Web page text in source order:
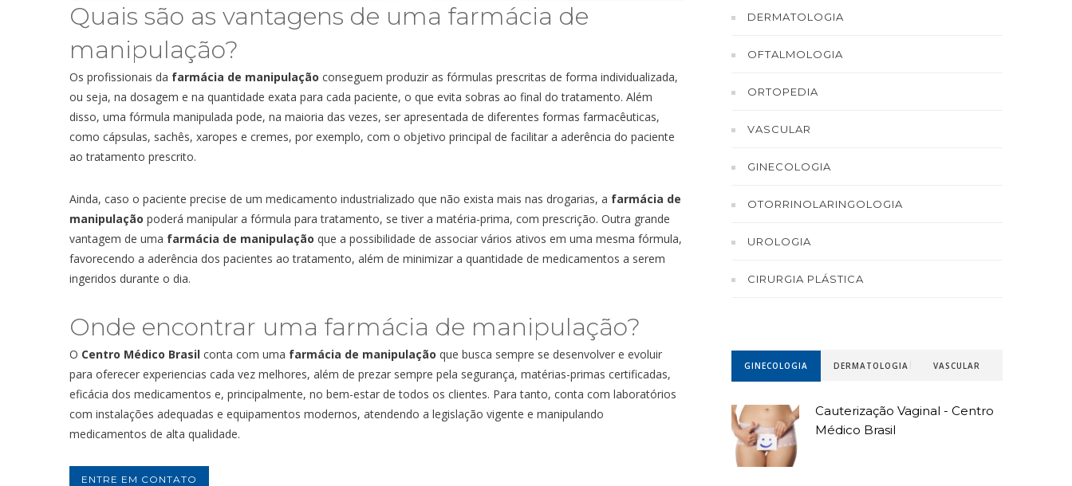
Quais são as vantagens de uma farmácia de
manipulação?
Os profissionais da farmácia de manipulação conseguem produzir as fórmulas prescritas de forma individualizada,
ou seja, na dosagem e na quantidade exata para cada paciente, o que evita sobras ao final do tratamento. Além
disso, uma fórmula manipulada pode, na maioria das vezes, ser apresentada de diferentes formas farmacêuticas,
como cápsulas, sachês, xaropes e cremes, por exemplo, com o objetivo principal de facilitar a aderência do paciente
ao tratamento prescrito.
Ainda, caso o paciente precise de um medicamento industrializado que não exista mais nas drogarias, a farmácia de
manipulação poderá manipular a fórmula para tratamento, se tiver a matéria-prima, com prescrição. Outra grande
vantagem de uma farmácia de manipulação que a possibilidade de associar vários ativos em uma mesma fórmula,
favorecendo a aderência dos pacientes ao tratamento, além de minimizar a quantidade de medicamentos a serem
ingeridos durante o dia.
Onde encontrar uma farmácia de manipulação?
O Centro Médico Brasil conta com uma farmácia de manipulação que busca sempre se desenvolver e evoluir
para oferecer experiencias cada vez melhores, além de prezar sempre pela segurança, matérias-primas certificadas,
eficácia dos medicamentos e, principalmente, no bem-estar de todos os clientes. Para tanto, conta com laboratórios
com instalações adequadas e equipamentos modernos, atendendo a legislação vigente e manipulando
medicamentos de alta qualidade.
ENTRE EM CONTATO
DERMATOLOGIA
OFTALMOLOGIA
ORTOPEDIA
VASCULAR
GINECOLOGIA
OTORRINOLARINGOLOGIA
UROLOGIA
CIRURGIA PLÁSTICA
GINECOLOGIA DERMATOLOGIA VASCULAR
Cauterização Vaginal - Centro
Médico Brasil